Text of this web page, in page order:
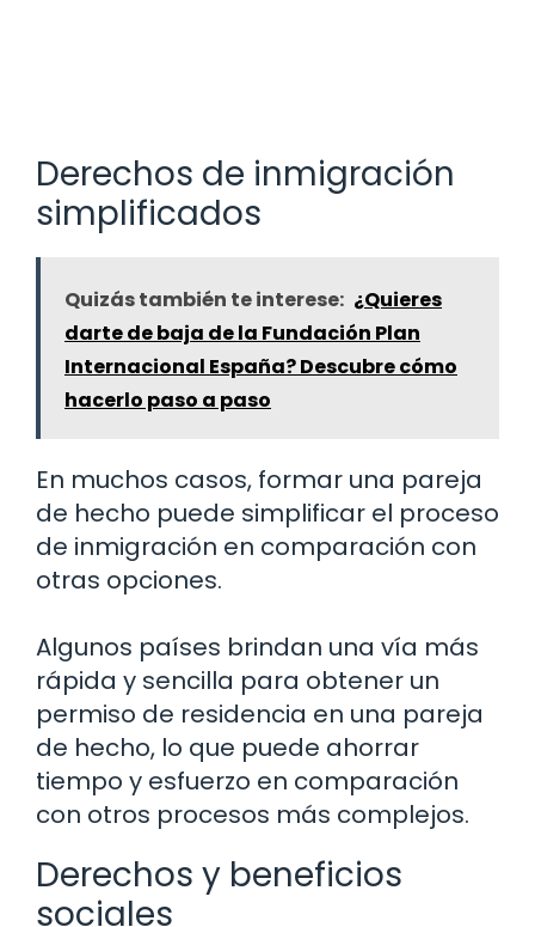
Derechos de inmigración
simplificados
Quizás también te interese: ¿Quieres
darte de baja de la Fundación Plan
Internacional España? Descubre cómo
hacerlo paso a paso
En muchos casos, formar una pareja
de hecho puede simplificar el proceso
de inmigración en comparación con
otras opciones.
Algunos países brindan una vía más
rápida y sencilla para obtener un
permiso de residencia en una pareja
de hecho, lo que puede ahorrar
tiempo y esfuerzo en comparación
con otros procesos más complejos.
Derechos y beneficios
sociales